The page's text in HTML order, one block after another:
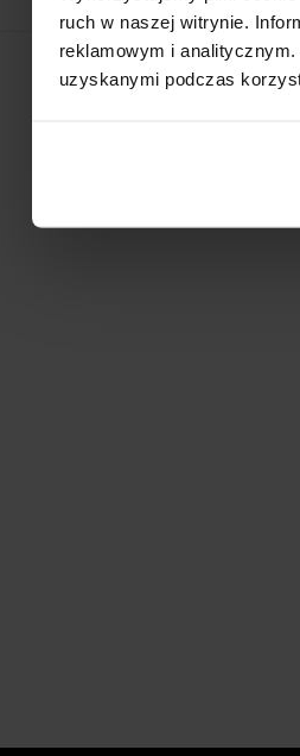
ruch w naszej witrynie.
reklamowym i
uzyskanymi podczas